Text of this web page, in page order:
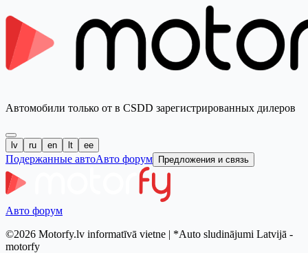
Автомобили только от в CSDD зарегистрированных дилеров
lv ru en lt ee
Подержанные автоАвто форум Предложения и связь
Авто форум
©2026 Motorfy.lv informatīvā vietne | *Auto sludinājumi Latvijā -
motorfy